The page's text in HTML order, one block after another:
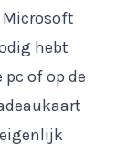
Microsoft
hebt
of op de